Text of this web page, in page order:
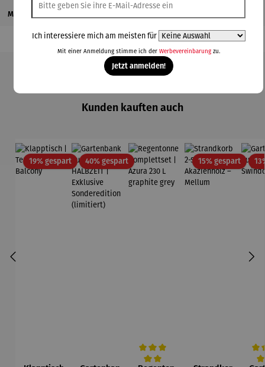
Magazinbeitrag
Kunden kauften auch
19% gespartRabatt40% gespartRabatt 15% gespartRabatt
Ich interessiere mich am meisten für
Mit einer Anmeldung stimme ich der Werbevereinbarungzu.
Jetzt anmelden!